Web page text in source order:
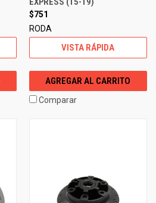
$751
RODA
VISTA RÁPIDA
AGREGAR AL CARRITO
Comparar